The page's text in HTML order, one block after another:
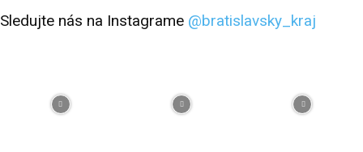
Sledujte nás na Instagrame @bratislavsky_kraj